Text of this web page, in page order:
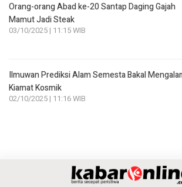
Orang-orang Abad ke-20 Santap Daging Gajah
Mamut Jadi Steak
03/10/2025 | 11:15 WIB
Ilmuwan Prediksi Alam Semesta Bakal
Kiamat Kosmik
02/10/2025 | 11:16 WIB